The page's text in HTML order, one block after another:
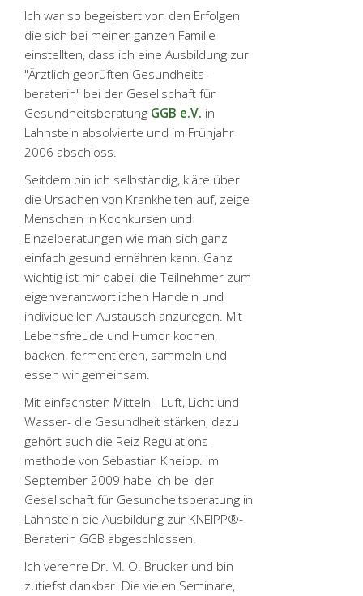
Ich war so begeistert von den Erfolgen
die sich bei meiner ganzen Familie
einstellten, dass ich eine Ausbildung zur
"Ärztlich geprüften Gesundheits­
beraterin" bei der Gesellschaft für
Gesundheits­beratung GGB e.V. in
Lahnstein absolvierte und im Frühjahr
2006 abschloss.
Seitdem bin ich selbständig, kläre über
die Ursachen von Krankheiten auf, zeige
Menschen in Kochkursen und
Einzelberatungen wie man sich ganz
einfach gesund ernähren kann. Ganz
wichtig ist mir dabei, die Teilnehmer zum
eigenverantwortlichen Handeln und
individuellen Austausch anzuregen. Mit
Lebensfreude und Humor kochen,
backen, fermentieren, sammeln und
essen wir gemeinsam.
Mit einfachsten Mitteln - Luft, Licht und
Wasser- die Gesundheit stärken, dazu
gehört auch die Reiz-Regulations­
methode von Sebastian Kneipp. Im
September 2009 habe ich bei der
Gesellschaft für Gesundheitsberatung in
Lahnstein die Ausbildung zur KNEIPP®-
Beraterin GGB abgeschlossen.
Ich verehre Dr. M. O. Brucker und bin
zutiefst dankbar. Die vielen Seminare,